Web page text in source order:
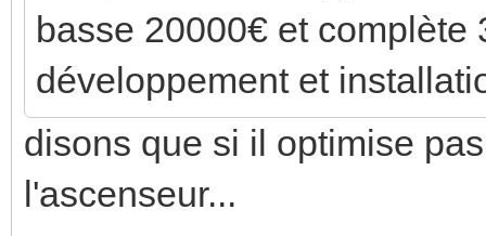
basse 20000€ et complète
développement et
disons que si il optimise
l'ascenseur...